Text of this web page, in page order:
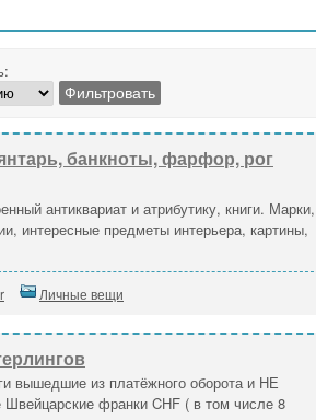
банкноты, фарфор, рог
антиквариат и атрибутику, книги. Марки,
интересные предметы интерьера, картины,
Личные вещи
вышедшие из платёжного оборота и НЕ
франки CHF ( в том числе 8